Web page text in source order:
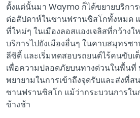
ตั้งแต่นั้นมา Waymo ก็ได้ขยายบริกา
ต่อสัปดาห์ในซานฟรานซิสโกทั้งหมด
ที่ใหม่ๆ ในเมืองลอสแองเจลิสที่กว้าง
บริการไปยังเมืองอื่นๆ ในคาบสมุทรซ
ลีซิตี้ และเริ่มทดสอบรถยนต์ไร้คนขับ
เพื่อความปลอดภัยบนทางด่วนในพื้นที่
พยายามในการเข้าถึงจุดรับและส่งที่
ซานฟรานซิสโก แม้ว่ากระบวนการใ
ข้างช้า